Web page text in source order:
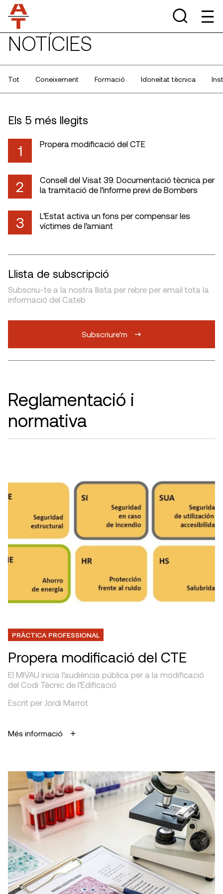
NOTÍCIES
Tot Coneixement Formació Idoneïtat tècnica
Els 5 més llegits
1 Propera modificació del CTE
2
Consell del Visat 39. Documentació tècnica per
la tramitació de l’informe previ de Bombers
3
L’Estat activa un fons per compensar les
víctimes de l’amiant
Llista de subscripció
Subscriu-te a la nostra llista per rebre per email tota la
informació del Cateb
Subscriure'm
Reglamentació i
normativa
PRÀCTICA PROFESSIONAL
Propera modificació del CTE
El MIVAU inicia l’audiència pública per a la modificació
del Codi Tècnic de l’Edificació
Escrit per Jordi Marrot
Més informació